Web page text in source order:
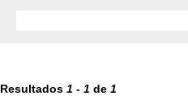
Resultados 1 - 1 de 1